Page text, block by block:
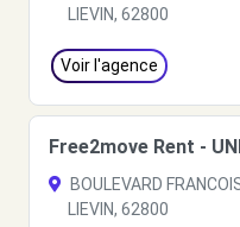
LIEVIN, 62800
Voir l'agence
Free2move Rent -
BOULEVARD
LIEVIN, 62800